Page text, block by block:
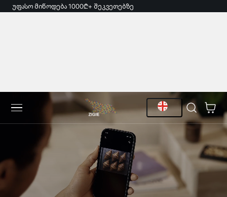
Შინაარსზე
უფასო მიწოდება 1000₾+ შეკვეთებზე
ე
ნ
ა
კალათა